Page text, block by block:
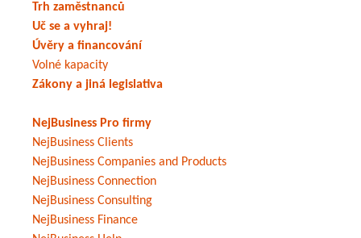
Trh zaměstnanců
Uč se a vyhraj!
Úvěry a financování
Volné kapacity
Zákony a jiná legislativa
NejBusiness Pro firmy
NejBusiness Clients
NejBusiness Companies and Products
NejBusiness Connection
NejBusiness Consulting
NejBusiness Finance